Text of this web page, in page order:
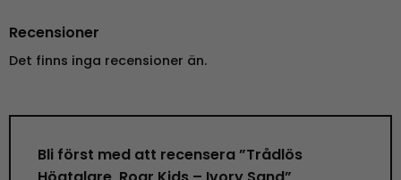
Recensioner
Det finns inga recensioner än.
Bli först med att recensera ”Trådlös